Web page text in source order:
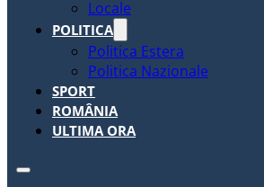
Locale
POLITICA
Politica Estera
Politica Nazionale
SPORT
ROMÂNIA
ULTIMA ORA